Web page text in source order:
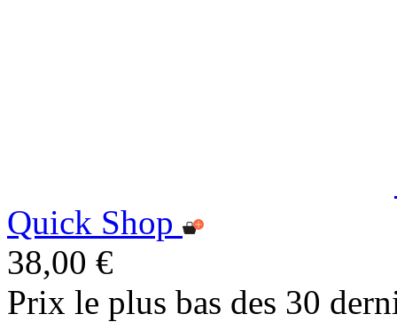
Quick Shop
38,00 €
Prix le plus bas des 30